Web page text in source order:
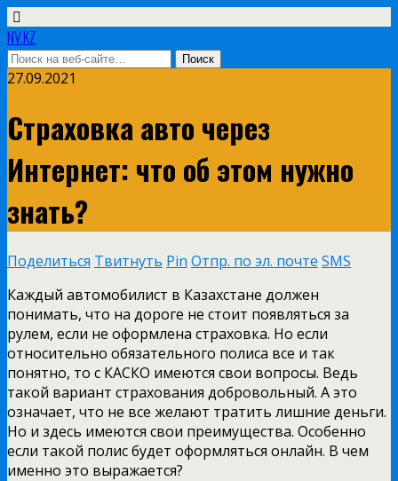
NV.KZ
27.09.2021
Страховка авто через
Интернет: что об этом нужно
знать?
Поделиться Твитнуть Pin Отпр. по эл. почте SMS
Каждый автомобилист в Казахстане должен
понимать, что на дороге не стоит появляться за
рулем, если не оформлена страховка. Но если
относительно обязательного полиса все и так
понятно, то с КАСКО имеются свои вопросы. Ведь
такой вариант страхования добровольный. А это
означает, что не все желают тратить лишние деньги.
Но и здесь имеются свои преимущества. Особенно
если такой полис будет оформляться онлайн. В чем
именно это выражается?